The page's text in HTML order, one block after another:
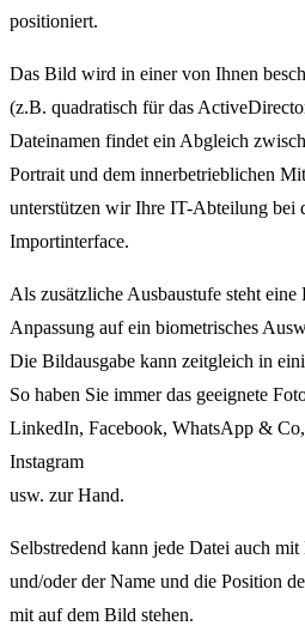
positioniert.
Das Bild wird in einer von Ihnen
(z.B. quadratisch für das
Dateinamen findet ein Abgleich
Portrait und dem innerbetrieblichen
unterstützen wir Ihre IT-Abteilung bei
Importinterface.
Als zusätzliche Ausbaustufe steht
Anpassung auf ein biometrisches
Die Bildausgabe kann zeitgleich in
So haben Sie immer das geeignete
LinkedIn, Facebook, WhatsApp &
Instagram
usw. zur Hand.
Selbstredend kann jede Datei auch mit
und/oder der Name und die Position
mit auf dem Bild stehen.